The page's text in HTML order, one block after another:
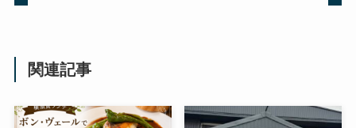
関連記事